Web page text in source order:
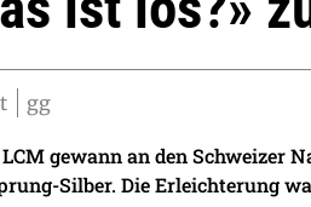
gg
gewann an den
Silber. Die Erleichterung